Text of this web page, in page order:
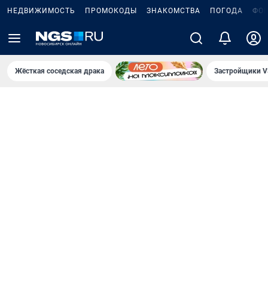
НЕДВИЖИМОСТЬ ПРОМОКОДЫ ЗНАКОМСТВА ПОГОДА
Жёсткая соседская драка Застройщики